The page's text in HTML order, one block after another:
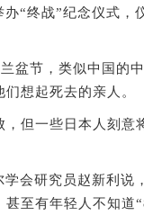
“终战”纪念仪式，
节，类似中国的中
想起死去的亲人。
一些日本人刻意将
研究员赵新利说
至有年轻人不知道